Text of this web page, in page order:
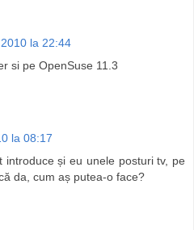
la 22:44
si pe OpenSuse 11.3
la 08:17
introduce și eu unele posturi tv, pe
da, cum aș putea-o face?